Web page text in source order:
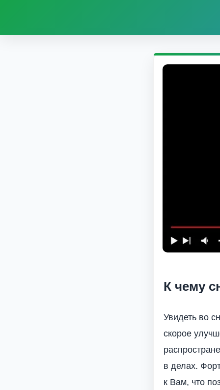
К чему
Увидеть во
скорое
в делах.
к Вам, что